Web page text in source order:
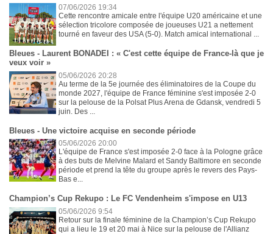
07/06/2026 19:34
Cette rencontre amicale entre l'équipe U20 américaine et une
sélection tricolore composée de joueuses U21 a nettement
tourné en faveur des USA (5-0). Match amical international ...
Bleues - Laurent BONADEI : « C'est cette équipe de France-là que je
veux voir »
05/06/2026 20:28
Au terme de la 5e journée des éliminatoires de la Coupe du
monde 2027, l'équipe de France féminine s'est imposée 2-0
sur la pelouse de la Polsat Plus Arena de Gdansk, vendredi 5
juin. Des ...
Bleues - Une victoire acquise en seconde période
05/06/2026 20:00
L'équipe de France s'est imposée 2-0 face à la Pologne grâce
à des buts de Melvine Malard et Sandy Baltimore en seconde
période et prend la tête du groupe après le revers des Pays-
Bas e...
Champion’s Cup Rekupo : Le FC Vendenheim s'impose en U13
05/06/2026 9:54
Retour sur la finale féminine de la Champion’s Cup Rekupo
qui a lieu le 19 et 20 mai à Nice sur la pelouse de l'Allianz